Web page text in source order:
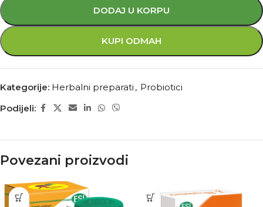
DODAJ U KORPU
KUPI ODMAH
Kategorije: Herbalni preparati , Probiotici
Podijeli:
Povezani proizvodi